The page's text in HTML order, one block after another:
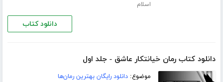
اسلام
دانلود کتاب
دانلود کتاب رمان خیانتکار عاشق - جلد اول
موضوع:دانلود رایگان بهترین رمان‌ها